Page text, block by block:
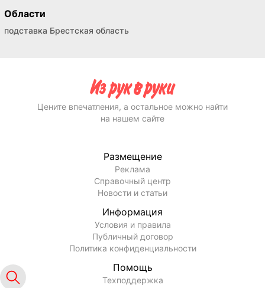
Области
подставка Брестская область
Цените впечатления, а остальное можно найти
на нашем сайте
Размещение
Реклама
Справочный центр
Новости и статьи
Информация
Условия и правила
Публичный договор
Политика конфиденциальности
Помощь
Техподдержка